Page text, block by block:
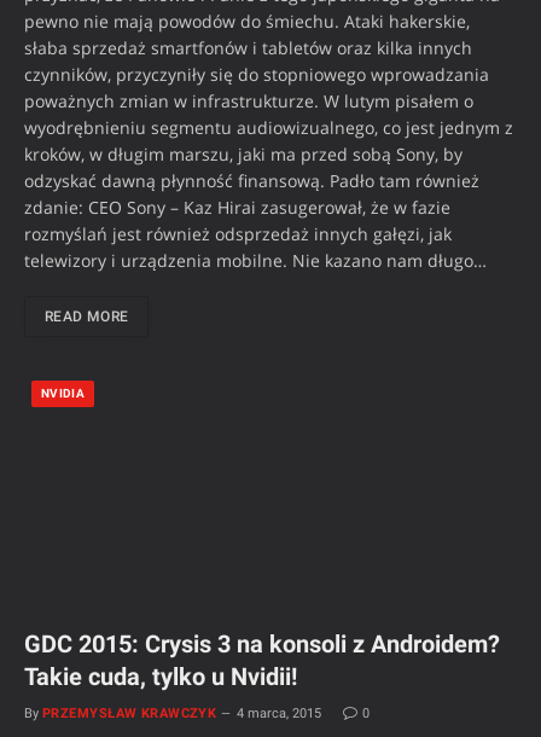
pewno nie mają powodów do śmiechu. Ataki hakerskie,
słaba sprzedaż smartfonów i tabletów oraz kilka innych
czynników, przyczyniły się do stopniowego wprowadzania
poważnych zmian w infrastrukturze. W lutym pisałem o
wyodrębnieniu segmentu audiowizualnego, co jest jednym z
kroków, w długim marszu, jaki ma przed sobą Sony, by
odzyskać dawną płynność finansową. Padło tam również
zdanie: CEO Sony – Kaz Hirai zasugerował, że w fazie
rozmyślań jest również odsprzedaż innych gałęzi, jak
telewizory i urządzenia mobilne. Nie kazano nam długo…
READ MORE
NVIDIA
GDC 2015: Crysis 3 na konsoli z Androidem?
Takie cuda, tylko u Nvidii!
By PRZEMYSŁAW KRAWCZYK 4 marca, 2015 0